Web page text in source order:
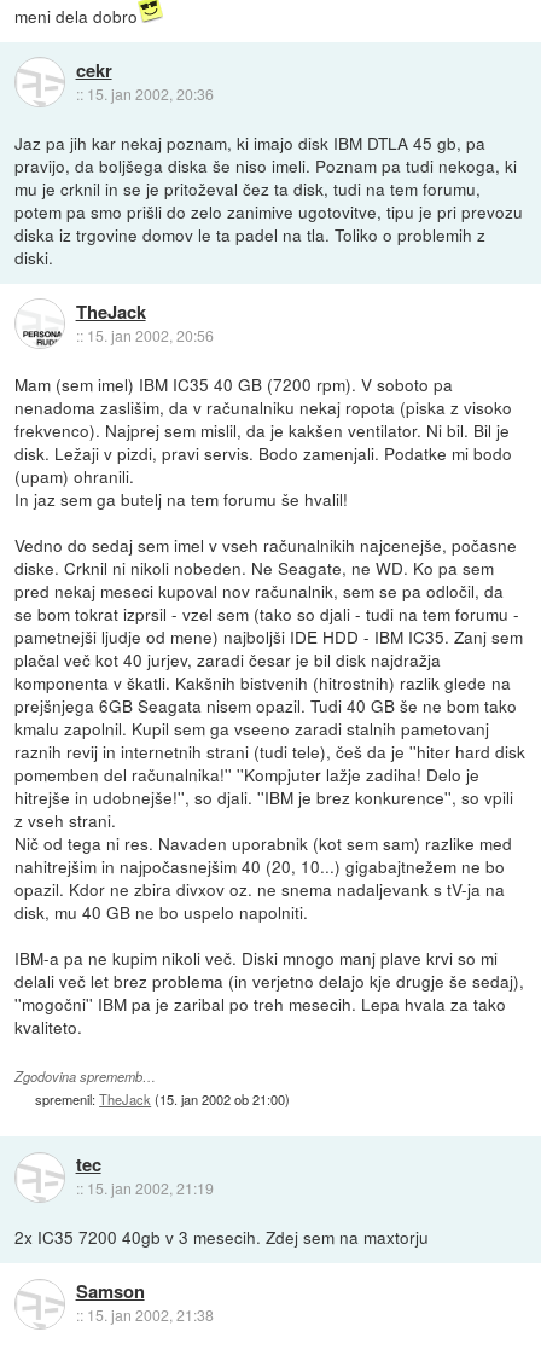
meni dela dobro
cekr
:: 15. jan 2002, 20:36
Jaz pa jih kar nekaj poznam, ki imajo disk IBM DTLA 45 gb, pa
pravijo, da boljšega diska še niso imeli. Poznam pa tudi nekoga, ki
mu je crknil in se je pritoževal čez ta disk, tudi na tem forumu,
potem pa smo prišli do zelo zanimive ugotovitve, tipu je pri prevozu
diska iz trgovine domov le ta padel na tla. Toliko o problemih z
diski.
TheJack
:: 15. jan 2002, 20:56
Mam (sem imel) IBM IC35 40 GB (7200 rpm). V soboto pa
nenadoma zaslišim, da v računalniku nekaj ropota (piska z visoko
frekvenco). Najprej sem mislil, da je kakšen ventilator. Ni bil. Bil je
disk. Ležaji v pizdi, pravi servis. Bodo zamenjali. Podatke mi bodo
(upam) ohranili.
In jaz sem ga butelj na tem forumu še hvalil!
Vedno do sedaj sem imel v vseh računalnikih najcenejše, počasne
diske. Crknil ni nikoli nobeden. Ne Seagate, ne WD. Ko pa sem
pred nekaj meseci kupoval nov računalnik, sem se pa odločil, da
se bom tokrat izprsil - vzel sem (tako so djali - tudi na tem forumu -
pametnejši ljudje od mene) najboljši IDE HDD - IBM IC35. Zanj sem
plačal več kot 40 jurjev, zaradi česar je bil disk najdražja
komponenta v škatli. Kakšnih bistvenih (hitrostnih) razlik glede na
prejšnjega 6GB Seagata nisem opazil. Tudi 40 GB še ne bom tako
kmalu zapolnil. Kupil sem ga vseeno zaradi stalnih pametovanj
raznih revij in internetnih strani (tudi tele), češ da je ''hiter hard disk
pomemben del računalnika!'' ''Kompjuter lažje zadiha! Delo je
hitrejše in udobnejše!'', so djali. ''IBM je brez konkurence'', so vpili
z vseh strani.
Nič od tega ni res. Navaden uporabnik (kot sem sam) razlike med
nahitrejšim in najpočasnejšim 40 (20, 10...) gigabajtnežem ne bo
opazil. Kdor ne zbira divxov oz. ne snema nadaljevank s tV-ja na
disk, mu 40 GB ne bo uspelo napolniti.
IBM-a pa ne kupim nikoli več. Diski mnogo manj plave krvi so mi
delali več let brez problema (in verjetno delajo kje drugje še sedaj),
''mogočni'' IBM pa je zaribal po treh mesecih. Lepa hvala za tako
kvaliteto.
Zgodovina sprememb…
spremenil:TheJack (15. jan 2002 ob 21:00)
tec
:: 15. jan 2002, 21:19
2x IC35 7200 40gb v 3 mesecih. Zdej sem na maxtorju
Samson
:: 15. jan 2002, 21:38